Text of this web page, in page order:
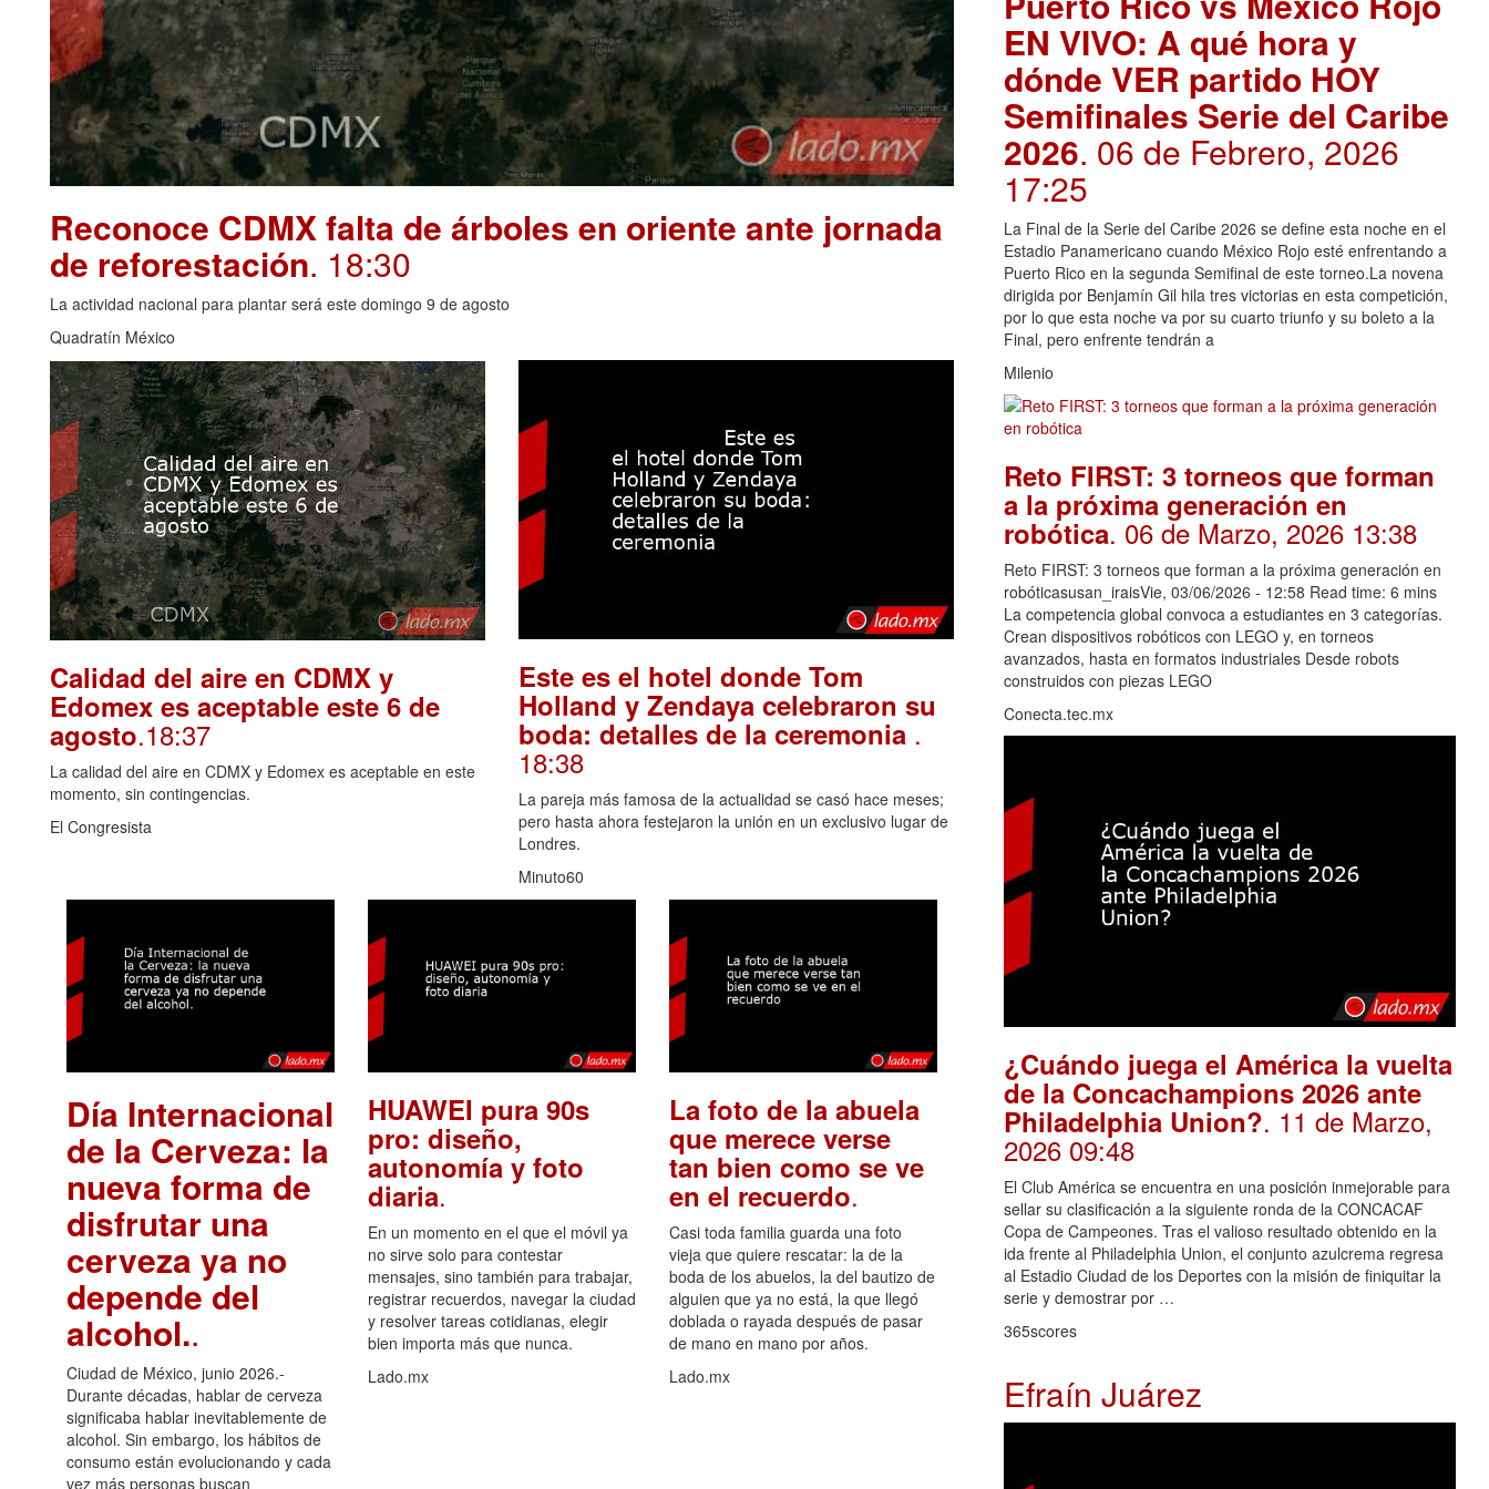
Reconoce CDMX falta de árboles en oriente ante jornada
de reforestación. 18:30
La actividad nacional para plantar será este domingo 9 de agosto
Quadratín México
Calidad del aire en CDMX y
Edomex es aceptable este 6 de
agosto.18:37
La calidad del aire en CDMX y Edomex es aceptable en este
momento, sin contingencias.
El Congresista
Este es el hotel donde Tom
Holland y Zendaya celebraron su
boda: detalles de la ceremonia .
18:38
La pareja más famosa de la actualidad se casó hace meses;
pero hasta ahora festejaron la unión en un exclusivo lugar de
Londres.
Minuto60
Día Internacional
de la Cerveza: la
nueva forma de
disfrutar una
cerveza ya no
depende del
alcohol..
Ciudad de México, junio 2026.-
Durante décadas, hablar de cerveza
significaba hablar inevitablemente de
alcohol. Sin embargo, los hábitos de
consumo están evolucionando y cada
vez más personas buscan
HUAWEI pura 90s
pro: diseño,
autonomía y foto
diaria.
En un momento en el que el móvil ya
no sirve solo para contestar
mensajes, sino también para trabajar,
registrar recuerdos, navegar la ciudad
y resolver tareas cotidianas, elegir
bien importa más que nunca.
Lado.mx
La foto de la abuela
que merece verse
tan bien como se ve
en el recuerdo.
Casi toda familia guarda una foto
vieja que quiere rescatar: la de la
boda de los abuelos, la del bautizo de
alguien que ya no está, la que llegó
doblada o rayada después de pasar
de mano en mano por años.
Lado.mx
EN VIVO: A qué hora y
dónde VER partido HOY
Semifinales Serie del Caribe
2026. 06 de Febrero, 2026
17:25
La Final de la Serie del Caribe 2026 se define esta noche en el
Estadio Panamericano cuando México Rojo esté enfrentando a
Puerto Rico en la segunda Semifinal de este torneo.La novena
dirigida por Benjamín Gil hila tres victorias en esta competición,
por lo que esta noche va por su cuarto triunfo y su boleto a la
Final, pero enfrente tendrán a
Milenio
Reto FIRST: 3 torneos que forman
a la próxima generación en
robótica. 06 de Marzo, 2026 13:38
Reto FIRST: 3 torneos que forman a la próxima generación en
robóticasusan_iraisVie, 03/06/2026 - 12:58 Read time: 6 mins
La competencia global convoca a estudiantes en 3 categorías.
Crean dispositivos robóticos con LEGO y, en torneos
avanzados, hasta en formatos industriales Desde robots
construidos con piezas LEGO
Conecta.tec.mx
¿Cuándo juega el América la vuelta
de la Concachampions 2026 ante
Philadelphia Union?. 11 de Marzo,
2026 09:48
El Club América se encuentra en una posición inmejorable para
sellar su clasificación a la siguiente ronda de la CONCACAF
Copa de Campeones. Tras el valioso resultado obtenido en la
ida frente al Philadelphia Union, el conjunto azulcrema regresa
al Estadio Ciudad de los Deportes con la misión de finiquitar la
serie y demostrar por …
365scores
Efraín Juárez